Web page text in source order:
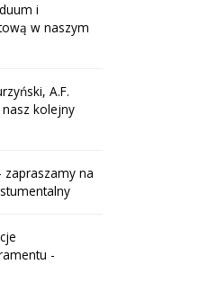
i
w naszym
A.F.
nasz kolejny
zapraszamy na
-